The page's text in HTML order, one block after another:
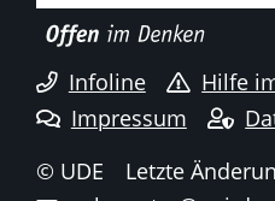
Infoline
Hilfe
Impressum
© UDE
Letzte